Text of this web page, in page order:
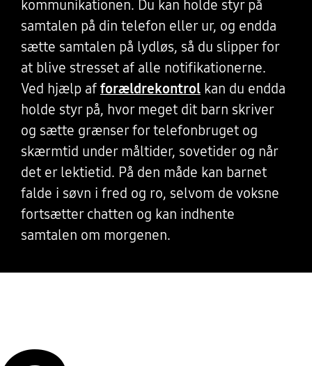
kommunikationen. Du kan holde styr på
samtalen på din telefon eller ur, og endda
sætte samtalen på lydløs, så du slipper for
at blive stresset af alle notifikationerne.
Ved hjælp af forældrekontrolkan du endda
holde styr på, hvor meget dit barn skriver
og sætte grænser for telefonbruget og
skærmtid under måltider, sovetider og når
det er lektietid. På den måde kan barnet
falde i søvn i fred og ro, selvom de voksne
fortsætter chatten og kan indhente
samtalen om morgenen.